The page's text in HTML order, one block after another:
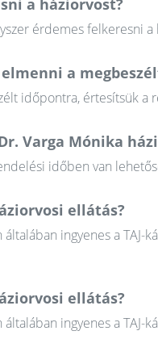
a háziorvost?
érdemes felkeresni
a
időpontra, értesítsük
Varga Mónika
időben van
ellátás?
ingyenes a
ellátás?
ingyenes a